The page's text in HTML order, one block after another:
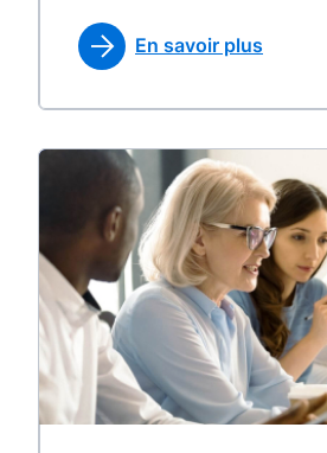
En savoir plus